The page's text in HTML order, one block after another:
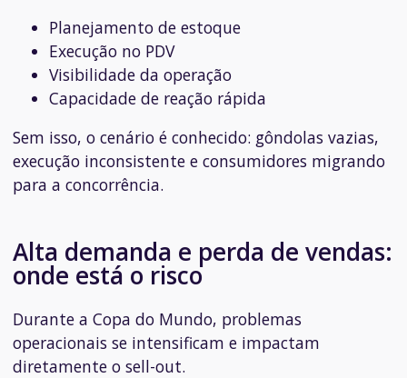
Planejamento de estoque
Execução no PDV
Visibilidade da operação
Capacidade de reação rápida
Sem isso, o cenário é conhecido: gôndolas vazias,
execução inconsistente e consumidores migrando
para a concorrência.
Alta demanda e perda de vendas:
onde está o risco
Durante a Copa do Mundo, problemas
operacionais se intensificam e impactam
diretamente o sell-out.